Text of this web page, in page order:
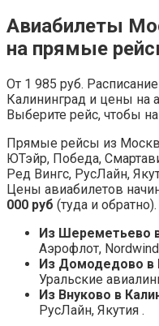
Авиабилеты
на прямые
От 1 985 руб.
Калининград и цены на
Выберите рейс, чтобы
Прямые рейсы из
ЮТэйр, Победа,
Ред Вингс, РусЛайн,
Цены авиабилетов
000 руб (туда и
Из Шереметьево
Аэрофлот,
Из Домодедово в
Уральские
Из Внуково в
РусЛайн, Якутия .